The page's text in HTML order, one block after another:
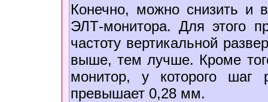
Конечно, можно снизить и
ЭЛТ-монитора. Для этого
частоту вертикальной
выше, тем лучше. Кроме
монитор, у которого шаг
превышает 0,28 мм.